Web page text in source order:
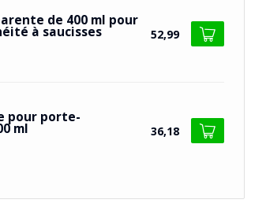
de 400 ml pour
à saucisses 52,99
pour porte-
ml 36,18